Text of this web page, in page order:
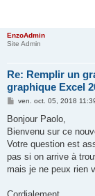
EnzoAdmin
Site Admin
Re: Remplir un
graphique Excel
M
s
a
g
ven. oct. 05, 2018
Bonjour Paolo,
Bienvenu sur ce
Votre question est
pas si on arrive à
mais je ne peux rien